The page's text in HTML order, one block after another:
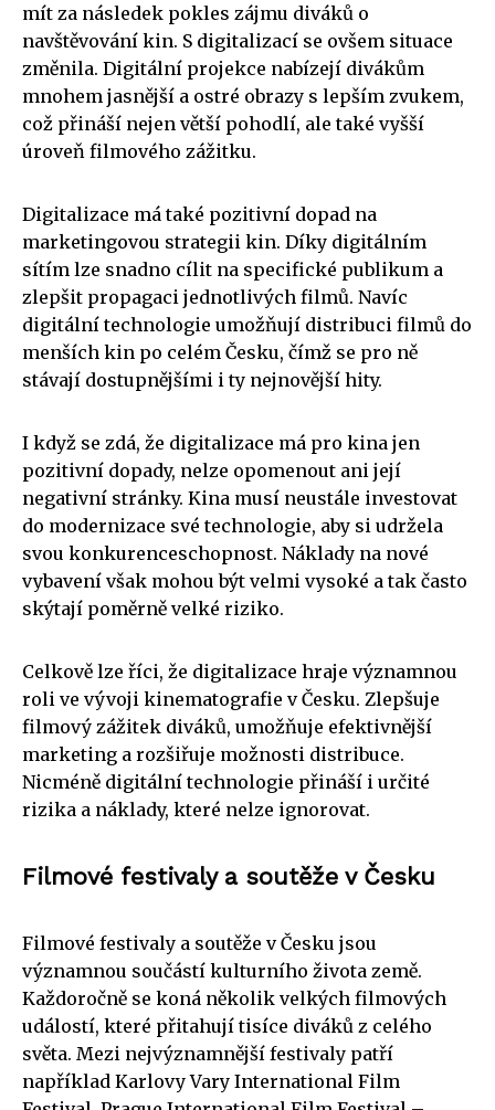
mít za následek pokles zájmu diváků o
navštěvování kin. S digitalizací se ovšem situace
změnila. Digitální projekce nabízejí divákům
mnohem jasnější a ostré obrazy s lepším zvukem,
což přináší nejen větší pohodlí, ale také vyšší
úroveň filmového zážitku.
Digitalizace má také pozitivní dopad na
marketingovou strategii kin. Díky digitálním
sítím lze snadno cílit na specifické publikum a
zlepšit propagaci jednotlivých filmů. Navíc
digitální technologie umožňují distribuci filmů do
menších kin po celém Česku, čímž se pro ně
stávají dostupnějšími i ty nejnovější hity.
I když se zdá, že digitalizace má pro kina jen
pozitivní dopady, nelze opomenout ani její
negativní stránky. Kina musí neustále investovat
do modernizace své technologie, aby si udržela
svou konkurenceschopnost. Náklady na nové
vybavení však mohou být velmi vysoké a tak často
skýtají poměrně velké riziko.
Celkově lze říci, že digitalizace hraje významnou
roli ve vývoji kinematografie v Česku. Zlepšuje
filmový zážitek diváků, umožňuje efektivnější
marketing a rozšiřuje možnosti distribuce.
Nicméně digitální technologie přináší i určité
rizika a náklady, které nelze ignorovat.
Filmové festivaly a soutěže v Česku
Filmové festivaly a soutěže v Česku jsou
významnou součástí kulturního života země.
Každoročně se koná několik velkých filmových
událostí, které přitahují tisíce diváků z celého
světa. Mezi nejvýznamnější festivaly patří
například Karlovy Vary International Film